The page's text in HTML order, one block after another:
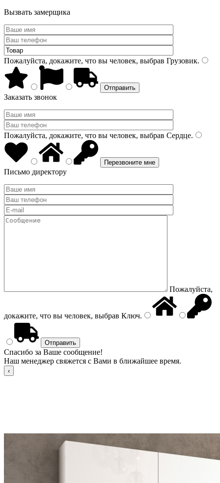
Вызвать замерщика
Пожалуйста, докажите, что вы человек, выбрав Грузовик.
Заказать звонок
Пожалуйста, докажите, что вы человек, выбрав Сердце.
Письмо директору
Пожалуйста,
докажите, что вы человек, выбрав Ключ.
Спасибо за Ваше сообщение!
Наш менеджер свяжется с Вами в ближайшее время.